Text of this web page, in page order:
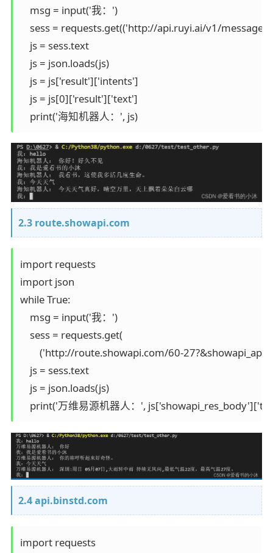
    msg = input('我：')
sess = requests.get(('http://api.ruyi.ai/v1/
    js = sess.text
    js = json.loads(js)
    js = js['result']['intents']
    js = js[0]['result']['text']
    print('海知机器人：', js)
2.3 route.showapi.com
import requests
import json
while True:
    msg = input('我：')
    sess = requests.get(
('http://route.showapi.com/60-
    js = sess.text
    js = json.loads(js)
print('万维易源机器人：',
2.4 api.binstd.com
import requests